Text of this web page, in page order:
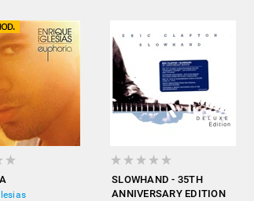
SLOWHAND - 35TH
ANNIVERSARY EDITION